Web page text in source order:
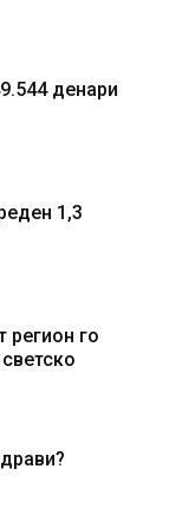
денари
1,3
регион го